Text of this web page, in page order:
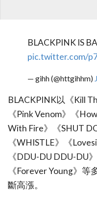
BLACKPINK IS
pic.twitter.com/
— gihh (@httgihhm)
BLACKPINK以《Kill
《Pink Venom》《
With Fire》《SHUT
《WHISTLE》《
《DDU-DU DDU-DU》
《Forever Young》
斷高漲。